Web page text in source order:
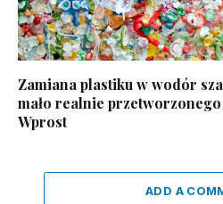
Zamiana plastiku w wodór
mało realnie
Wprost
ADD A